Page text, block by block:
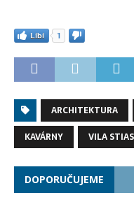
Líbí 1
ARCHITEKTURA
KAVÁRNY
VILA
DOPORUČUJEME